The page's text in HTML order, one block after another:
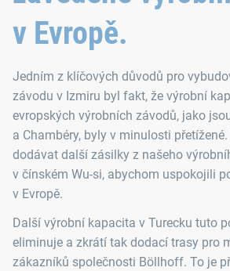
v Evropě.
Jedním z klíčových důvodů pro
závodu v Izmiru byl fakt, že výrobní
evropských výrobních závodů, jako
a Chambéry, byly v minulosti
dodávat další zásilky z našeho
v čínském Wu-si, abychom uspokojili
v Evropě.
Další výrobní kapacita v Turecku tuto
eliminuje a zkrátí tak dodací trasy pro
zákazníků společnosti Böllhoff. To je